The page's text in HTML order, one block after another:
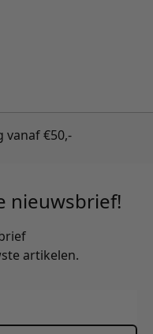
vanaf €50,-
nieuwsbrief!
artikelen.